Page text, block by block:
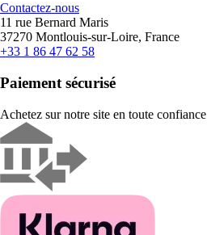
Contactez-nous
11 rue Bernard Maris
37270 Montlouis-sur-Loire, France
+33 1 86 47 62 58
Paiement sécurisé
Achetez sur notre site en toute confiance